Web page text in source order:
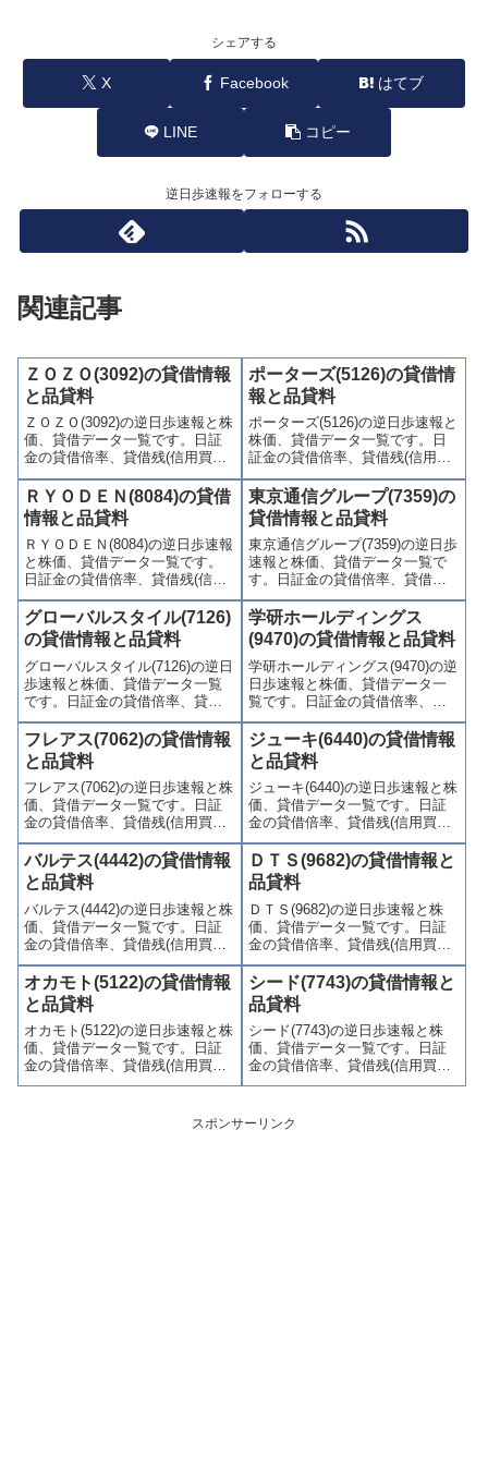
シェアする
X Facebook はてブ
LINE コピー
逆日歩速報をフォローする
関連記事
ＺＯＺＯ(3092)の貸借情報
と品貸料
ＺＯＺＯ(3092)の逆日歩速報と株
価、貸借データ一覧です。日証
金の貸借倍率、貸借残(信用買
残、信用売残)、品貸料(逆日
歩)、東証の週末残高、規制(注意
喚起・申込停止)など、空売り関
連情報を集計し、図解でわかり
やすくまとめて掲載していま
す。
ポーターズ(5126)の貸借情
報と品貸料
ポーターズ(5126)の逆日歩速報と
株価、貸借データ一覧です。日
証金の貸借倍率、貸借残(信用買
残、信用売残)、品貸料(逆日
歩)、東証の週末残高、規制(注意
喚起・申込停止)など、空売り関
連情報を集計し、図解でわかり
やすくまとめて掲載していま
す。
ＲＹＯＤＥＮ(8084)の貸借
情報と品貸料
ＲＹＯＤＥＮ(8084)の逆日歩速報
と株価、貸借データ一覧です。
日証金の貸借倍率、貸借残(信用
買残、信用売残)、品貸料(逆日
歩)、東証の週末残高、規制(注意
喚起・申込停止)など、空売り関
連情報を集計し、図解でわかり
やすくまとめて掲載していま
す。
東京通信グループ(7359)の
貸借情報と品貸料
東京通信グループ(7359)の逆日歩
速報と株価、貸借データ一覧で
す。日証金の貸借倍率、貸借残
(信用買残、信用売残)、品貸料
(逆日歩)、東証の週末残高、規制
(注意喚起・申込停止)など、空売
り関連情報を集計し、図解でわ
かりやすくまとめて掲載してい
ます。
グローバルスタイル(7126)
の貸借情報と品貸料
グローバルスタイル(7126)の逆日
歩速報と株価、貸借データ一覧
です。日証金の貸借倍率、貸借
残(信用買残、信用売残)、品貸料
(逆日歩)、東証の週末残高、規制
(注意喚起・申込停止)など、空売
り関連情報を集計し、図解でわ
かりやすくまとめて掲載してい
ます。
学研ホールディングス
(9470)の貸借情報と品貸料
学研ホールディングス(9470)の逆
日歩速報と株価、貸借データ一
覧です。日証金の貸借倍率、貸
借残(信用買残、信用売残)、品貸
料(逆日歩)、東証の週末残高、規
制(注意喚起・申込停止)など、空
売り関連情報を集計し、図解で
わかりやすくまとめて掲載して
います。
フレアス(7062)の貸借情報
と品貸料
フレアス(7062)の逆日歩速報と株
価、貸借データ一覧です。日証
金の貸借倍率、貸借残(信用買
残、信用売残)、品貸料(逆日
歩)、東証の週末残高、規制(注意
喚起・申込停止)など、空売り関
連情報を集計し、図解でわかり
やすくまとめて掲載していま
す。
ジューキ(6440)の貸借情報
と品貸料
ジューキ(6440)の逆日歩速報と株
価、貸借データ一覧です。日証
金の貸借倍率、貸借残(信用買
残、信用売残)、品貸料(逆日
歩)、東証の週末残高、規制(注意
喚起・申込停止)など、空売り関
連情報を集計し、図解でわかり
やすくまとめて掲載していま
す。
バルテス(4442)の貸借情報
と品貸料
バルテス(4442)の逆日歩速報と株
価、貸借データ一覧です。日証
金の貸借倍率、貸借残(信用買
残、信用売残)、品貸料(逆日
歩)、東証の週末残高、規制(注意
喚起・申込停止)など、空売り関
連情報を集計し、図解でわかり
やすくまとめて掲載していま
す。
ＤＴＳ(9682)の貸借情報と
品貸料
ＤＴＳ(9682)の逆日歩速報と株
価、貸借データ一覧です。日証
金の貸借倍率、貸借残(信用買
残、信用売残)、品貸料(逆日
歩)、東証の週末残高、規制(注意
喚起・申込停止)など、空売り関
連情報を集計し、図解でわかり
やすくまとめて掲載していま
す。
オカモト(5122)の貸借情報
と品貸料
オカモト(5122)の逆日歩速報と株
価、貸借データ一覧です。日証
金の貸借倍率、貸借残(信用買
残、信用売残)、品貸料(逆日
喚起・申込停止)など、空売り関
連情報を集計し、図解でわかり
シード(7743)の貸借情報と
品貸料
シード(7743)の逆日歩速報と株
価、貸借データ一覧です。日証
金の貸借倍率、貸借残(信用買
残、信用売残)、品貸料(逆日
喚起・申込停止)など、空売り関
連情報を集計し、図解でわかり
スポンサーリンク